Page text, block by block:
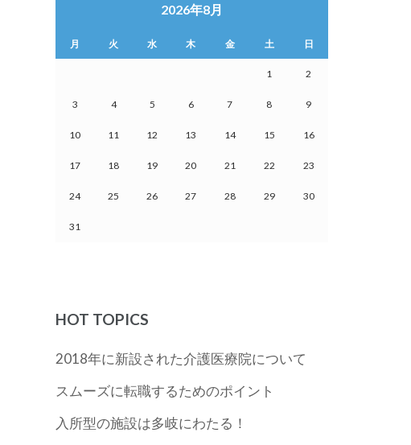
2026年8月
月 火 水 木 金 土 日
1 2
3 4 5 6 7 8 9
10 11 12 13 14 15 16
17 18 19 20 21 22 23
24 25 26 27 28 29 30
31
HOT TOPICS
2018年に新設された介護医療院について
スムーズに転職するためのポイント
入所型の施設は多岐にわたる！